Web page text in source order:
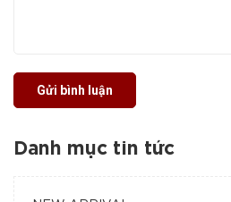
Gửi bình luận
Danh mục tin tức